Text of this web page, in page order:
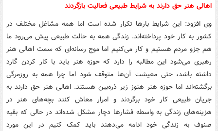
اهالی هنر حق دارند به شرایط طبیعی فعالیت بازگردند
وی افزود: این شرایط بارها تکرار شده است اما همه مشاغل مختلف در
کشور به کار خود پرداخته‌اند. زندگی همه به حالت طبیعی پیش می‌رود ما
هم جزو مردم هستیم و کار می‌کنیم اما موج رسانه‌ای که سمت اهالی هنر
رهبری می‌شود این مطالبه را دارد که حوزه هنر باید با کار کردن گارد
داشته باشد، حتی معیشت آن‌ها متوقف شود اما چرا همه به روزمرگی
برگشته‌اند اما حوزه هنر هنوز زیر ذره‌بین هستند. اهالی هنر حق دارند به
جریان طبیعی کار خود برگردند و امرار معاش کنند بچه‌های هنر در
هزینه‌های زندگی به واسطه فشارها دچار مشکل شده‌اند در حالی که بقیه
صنوف به زندگی خود ادامه می‌دهند باید کمک کنیم در این مورد